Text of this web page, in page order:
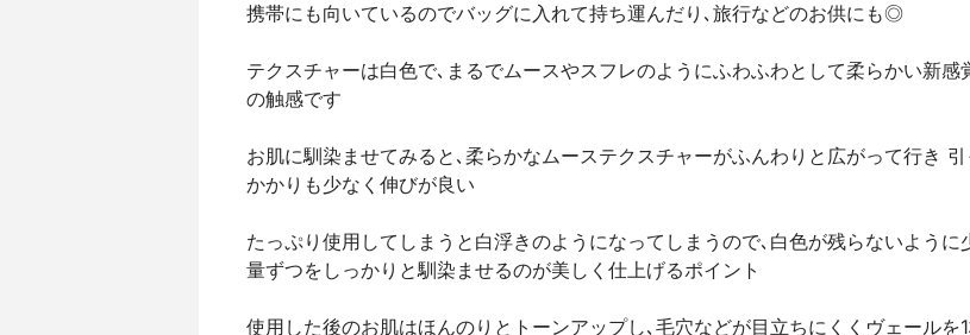
携帯にも向いているのでバッグに入れて持ち運んだり､旅行などのお供にも◎
テクスチャーは白色で､まるでムースやスフレのようにふわふわとして柔らかい新感
の触感です
お肌に馴染ませてみると､柔らかなムーステクスチャーがふんわりと広がって行き 引
かかりも少なく伸びが良い
たっぷり使用してしまうと白浮きのようになってしまうので､白色が残らないように
量ずつをしっかりと馴染ませるのが美しく仕上げるポイント
使用した後のお肌はほんのりとトーンアップし､毛穴などが目立ちにくくヴェールを